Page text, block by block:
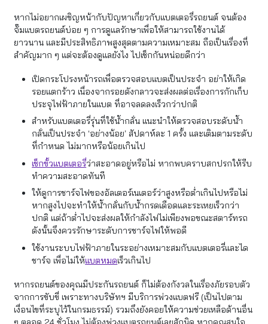
หากไม่อยากเผชิญหน้ากับปัญหาเกี่ยวกับแบตเตอรี่รถยนต์ จนต้อง
จั๊มแบตรถยนต์บ่อย ๆ การดูแลรักษาเพื่อให้สามารถใช้งานได้
ยาวนาน และมีประสิทธิภาพสูงสุดตามความเหมาะสม ถือเป็นเรื่องที่
สำคัญมาก ๆ แต่จะต้องดูแลยังไง ไปเช็กกันหน่อยดีกว่า
เปิดกระโปรงหน้ารถเพื่อตรวจสอบแบตเป็นประจำ อย่าให้เกิด
รอยแตกร้าว เนื่องจากรอยดังกลาวจะส่งผลต่อเรื่องการกักเก็บ
ประจุไฟฟ้าภายในแบต ที่อาจลดลงเร็วกว่าปกติ
สำหรับแบตเตอรี่รุ่นที่ใช้น้ำกลั่น แนะนำให้ตรวจสอบระดับน้ำ
กลั่นเป็นประจำ ‘อย่างน้อย’ สัปดาห์ละ 1 ครั้ง และเติมตามระดับ
ที่กำหนด ไม่มากหรือน้อยเกินไป
เช็กขั้วแบตเตอรี่ว่าสะอาดอยู่หรือไม่ หากพบคราบสกปรกให้รีบ
ทำความสะอาดทันที
ให้ดูการชาร์จไฟของอัลเตอร์เนเตอร์ว่าสูงหรือต่ำเกินไปหรือไม่
หากสูงไปจะทำให้น้ำกลั่นกับน้ำกรดเดือดและระเหยเร็วกว่า
ปกติ แต่ถ้าต่ำไปจะส่งผลให้กำลังไฟไม่เพียงพอขณะสตาร์ทรถ
ดังนั้นจึงควรรักษาระดับการชาร์จไฟให้พอดี
ใช้งานระบบไฟฟ้าภายในระอย่างเหมาะสมกับแบตเตอรี่และได
ชาร์จ เพื่อไม่ให้แบตหมดเร็วเกินไป
หากรถยนต์ของคุณมีประกันรถยนต์ ก็ไม่ต้องกังวลในเรื่องภัยรอบตัว
จากการขับขี่ เพราะทางบริษัทฯ มีบริการพ่วงแบตฟรี (เป็นไปตาม
เงื่อนไขที่ระบุไว้ในกรมธรรม์) รวมถึงยังคอยให้ความช่วยเหลือด้านอื่น